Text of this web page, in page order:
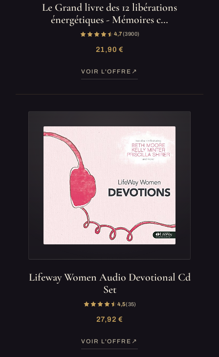
Le Grand livre des 12 libérations
énergétiques - Mémoires c…
4,7(3 900)
21,90 €
VOIR L'OFFRE
Lifeway Women Audio Devotional Cd
Set
4,5(35)
27,92 €
VOIR L'OFFRE